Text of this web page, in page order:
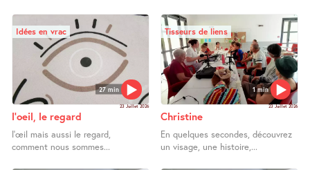
27 min
Idées en vrac
23 Juillet 2026
l’oeil, le regard
l’œil mais aussi le regard,
comment nous sommes...
1 min
Tisseurs de liens
23 Juillet 2026
Christine
En quelques secondes, découvrez
un visage, une histoire,...